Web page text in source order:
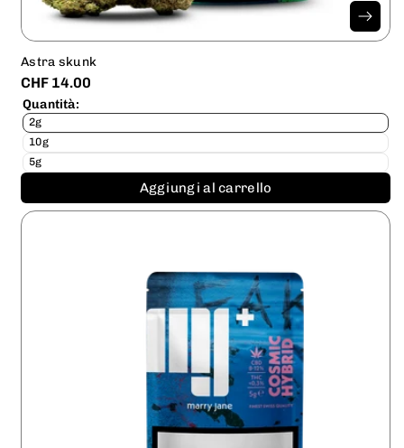
Astra skunk
CHF 14.00
Quantità:
2g
10g
5g
Aggiungi al carrello